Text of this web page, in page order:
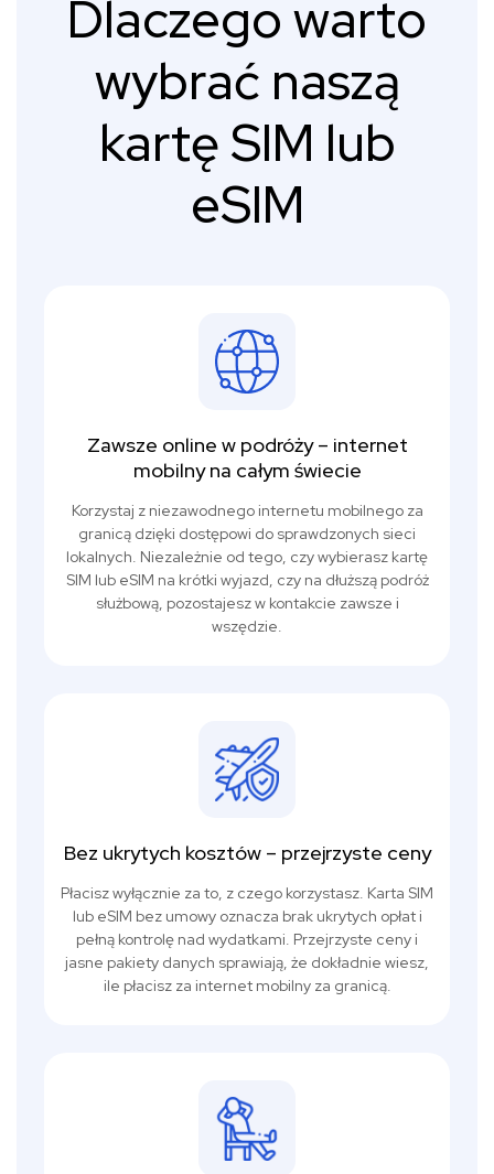
Dlaczego warto
wybrać naszą
kartę SIM lub
eSIM
Zawsze online w podróży – internet
mobilny na całym świecie
Korzystaj z niezawodnego internetu mobilnego za
granicą dzięki dostępowi do sprawdzonych sieci
lokalnych. Niezależnie od tego, czy wybierasz kartę
SIM lub eSIM na krótki wyjazd, czy na dłuższą podróż
służbową, pozostajesz w kontakcie zawsze i
wszędzie.
Bez ukrytych kosztów – przejrzyste ceny
Płacisz wyłącznie za to, z czego korzystasz. Karta SIM
lub eSIM bez umowy oznacza brak ukrytych opłat i
pełną kontrolę nad wydatkami. Przejrzyste ceny i
jasne pakiety danych sprawiają, że dokładnie wiesz,
ile płacisz za internet mobilny za granicą.